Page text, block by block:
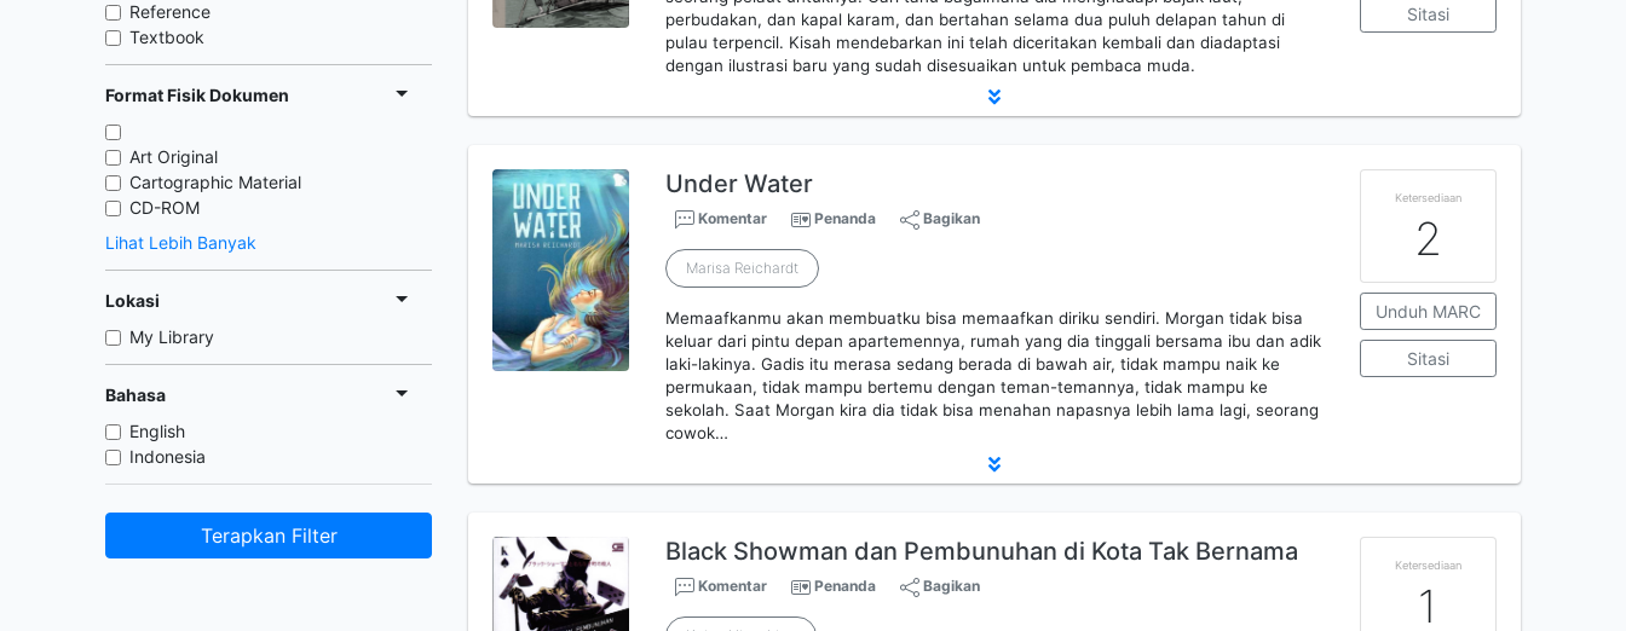
Reference
Textbook
Format Fisik Dokumen
Art Original
Cartographic Material
CD-ROM
Lihat Lebih Banyak
Lokasi
My Library
Bahasa
English
Indonesia
Terapkan Filter
perbudakan, dan kapal karam, dan bertahan selama dua puluh delapan tahun di
pulau terpencil. Kisah mendebarkan ini telah diceritakan kembali dan diadaptasi
dengan ilustrasi baru yang sudah disesuaikan untuk pembaca muda.
Sitasi
Under Water
Komentar Penanda Bagikan
Marisa Reichardt
Memaafkanmu akan membuatku bisa memaafkan diriku sendiri. Morgan tidak bisa
keluar dari pintu depan apartemennya, rumah yang dia tinggali bersama ibu dan adik
laki-lakinya. Gadis itu merasa sedang berada di bawah air, tidak mampu naik ke
permukaan, tidak mampu bertemu dengan teman-temannya, tidak mampu ke
sekolah. Saat Morgan kira dia tidak bisa menahan napasnya lebih lama lagi, seorang
cowok…
Ketersediaan
2
Unduh MARC
Sitasi
Black Showman dan Pembunuhan di Kota Tak Bernama
Komentar Penanda Bagikan
Ketersediaan
1